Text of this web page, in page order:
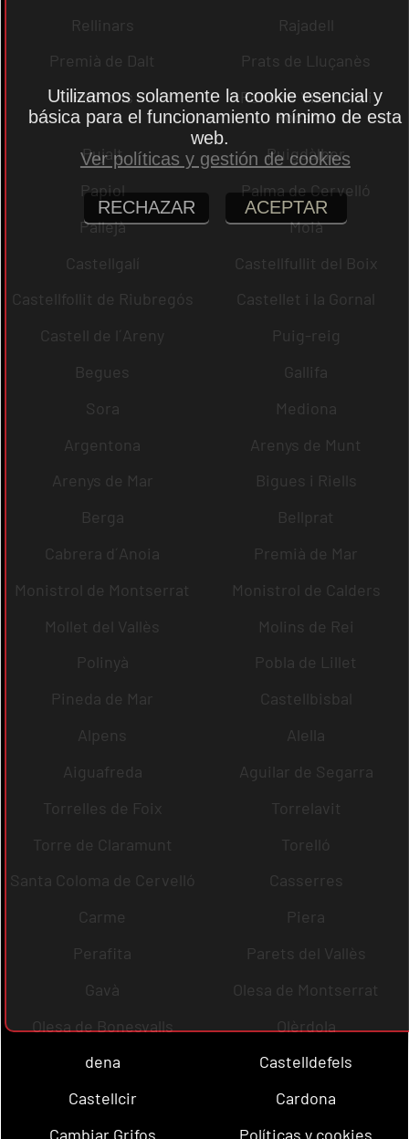
Rellinars
Rajadell
Premià de Dalt
Prats de Lluçanès
Pontons
Pont de Vilomara i
Rocafort
Pujalt
Puigdàlber
Papiol
Palma de Cervelló
Pallejà
Moià
Castellgalí
Castellfullit del Boix
Castellfollit de Riubregós
Castellet i la Gornal
Castell de l´Areny
Puig-reig
Begues
Gallifa
Sora
Mediona
Argentona
Arenys de Munt
Arenys de Mar
Bigues i Riells
Berga
Bellprat
Cabrera d´Anoia
Premià de Mar
Monistrol de Montserrat
Monistrol de Calders
Mollet del Vallès
Molins de Rei
Polinyà
Pobla de Lillet
Pineda de Mar
Castellbisbal
Alpens
Alella
Aiguafreda
Aguilar de Segarra
Torrelles de Foix
Torrelavit
Torre de Claramunt
Torelló
Santa Coloma de Cervelló
Casserres
Carme
Piera
Perafita
Parets del Vallès
Gavà
Olesa de Montserrat
Olesa de Bonesvalls
Olèrdola
dena
Castelldefels
Castellcir
Cardona
Cambiar Grifos
Políticas y cookies
Utilizamos solamente la cookie esencial y
básica para el funcionamiento mínimo de esta
web.
Ver políticas y gestión de cookies
RECHAZAR ACEPTAR